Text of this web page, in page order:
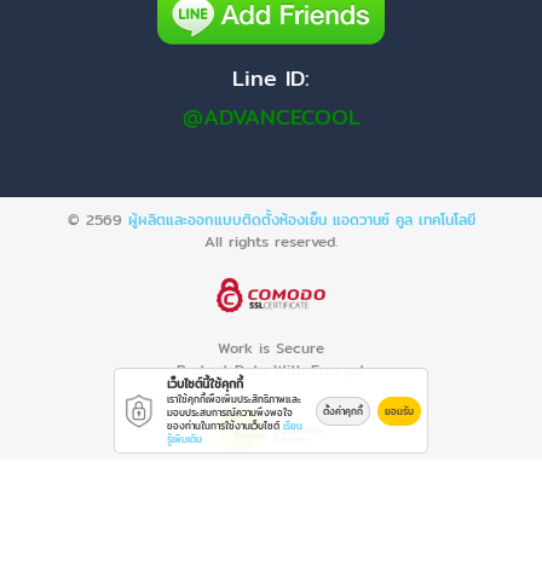
Line ID:
@ADVANCECOOL
© 2569 ผู้ผลิตและออกแบบติดตั้งห้องเย็น แอดวานซ์ คูล เทคโนโลยี
All rights reserved.
Work is Secure
Protect Data With Encrypt
เว็บไซต์นี้ใช้คุกกี้
เราใช้คุกกี้เพื่อเพิ่มประสิทธิภาพและ
มอบประสบการณ์ความพึงพอใจ
ของท่านในการใช้งานเว็บไซต์ เรียน
รู้เพิ่มเติม
ตั้งค่าคุกกี้ ยอมรับ